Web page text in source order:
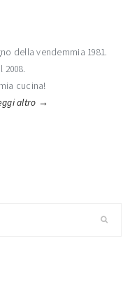
della vendemmia 1981.
cucina!
altro →